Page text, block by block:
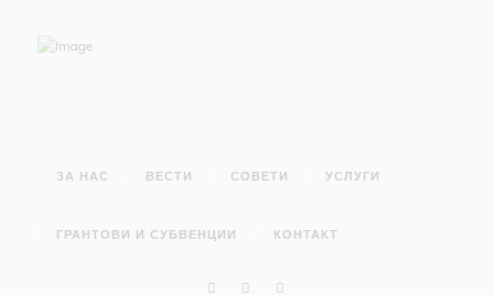
ЗА НАС ВЕСТИ СОВЕТИ УСЛУГИ
ГРАНТОВИ И СУБВЕНЦИИ КОНТАКТ